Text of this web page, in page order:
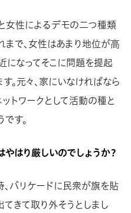
女性によるデモの二つ種類
まで、女性はあまり地位が高
になってそこに問題を提起
。元々、家にいなければなら
トワークとして活動の種と
す。
はり厳しいのでしょうか？
、バリケードに民衆が旗を貼
てきて取り外そうとしまし